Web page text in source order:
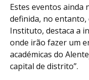
Estes eventos ainda
definida, no
Instituto, destaca a
onde irão fazer um
académicas do
capital de distrito”.